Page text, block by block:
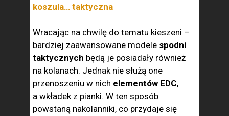
koszula… taktyczna
Wracając na chwilę do tematu kieszeni –
bardziej zaawansowane modele spodni
taktycznych będą je posiadały również
na kolanach. Jednak nie służą one
przenoszeniu w nich elementów EDC,
a wkładek z pianki. W ten sposób
powstaną nakolanniki, co przydaje się